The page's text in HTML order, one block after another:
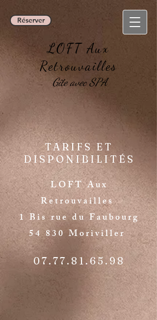
LOFT Aux
Retrouvailles
Gîte avec SPA
Réserver
TARIFS ET
DISPONIBILITÉS
LOFT Aux
Retrouvailles
1 Bis rue du Faubourg
54 830 Moriviller
07.77.81.65.98